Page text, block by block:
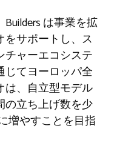
は事業を拡
サポートし、ス
チャーエコシステ
じてヨーロッパ全
は、自立型モデル
の立ち上げ数を少
増やすことを目指